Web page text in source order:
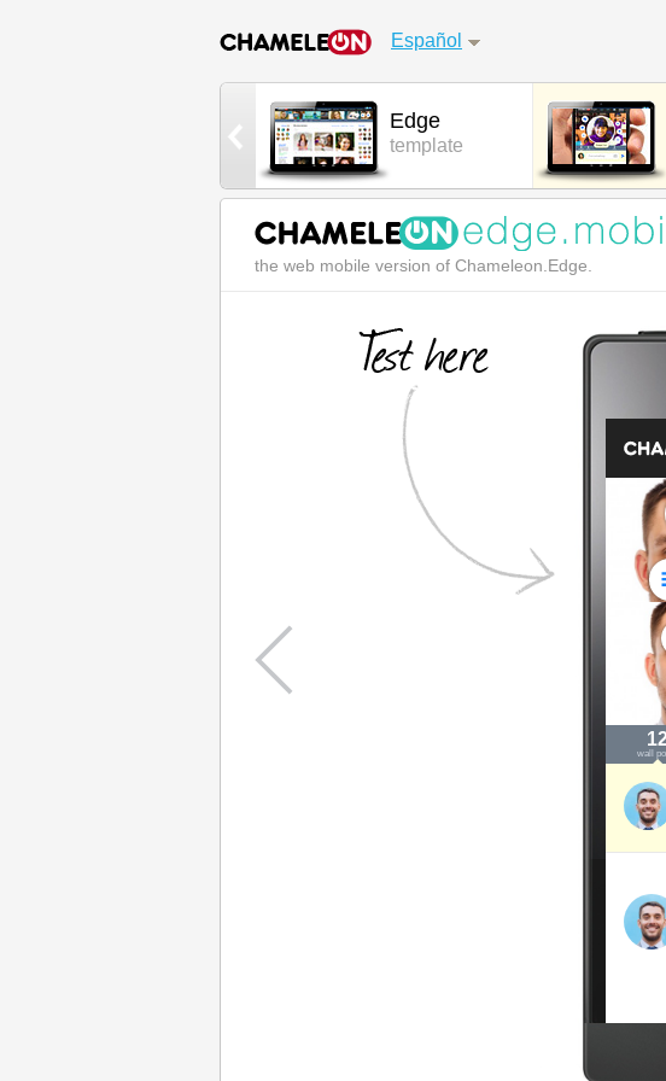
Español
Edge
template
the web mobile version of Chameleon.Edge.